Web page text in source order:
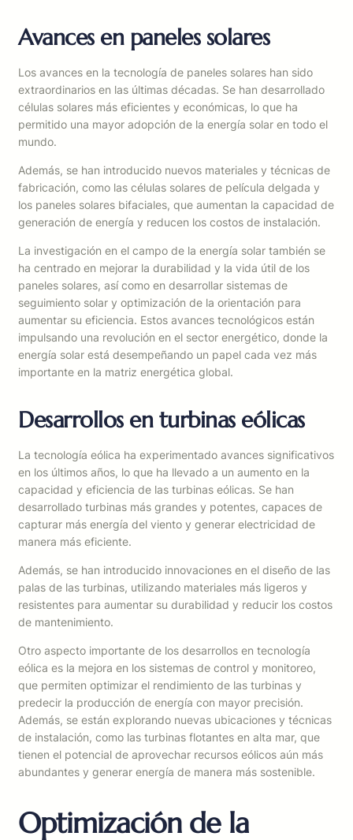
Avances en paneles solares
Los avances en la tecnología de paneles solares han sido
extraordinarios en las últimas décadas. Se han desarrollado
células solares más eficientes y económicas, lo que ha
permitido una mayor adopción de la energía solar en todo el
mundo.
Además, se han introducido nuevos materiales y técnicas de
fabricación, como las células solares de película delgada y
los paneles solares bifaciales, que aumentan la capacidad de
generación de energía y reducen los costos de instalación.
La investigación en el campo de la energía solar también se
ha centrado en mejorar la durabilidad y la vida útil de los
paneles solares, así como en desarrollar sistemas de
seguimiento solar y optimización de la orientación para
aumentar su eficiencia. Estos avances tecnológicos están
impulsando una revolución en el sector energético, donde la
energía solar está desempeñando un papel cada vez más
importante en la matriz energética global.
Desarrollos en turbinas eólicas
La tecnología eólica ha experimentado avances significativos
en los últimos años, lo que ha llevado a un aumento en la
capacidad y eficiencia de las turbinas eólicas. Se han
desarrollado turbinas más grandes y potentes, capaces de
capturar más energía del viento y generar electricidad de
manera más eficiente.
Además, se han introducido innovaciones en el diseño de las
palas de las turbinas, utilizando materiales más ligeros y
resistentes para aumentar su durabilidad y reducir los costos
de mantenimiento.
Otro aspecto importante de los desarrollos en tecnología
eólica es la mejora en los sistemas de control y monitoreo,
que permiten optimizar el rendimiento de las turbinas y
predecir la producción de energía con mayor precisión.
Además, se están explorando nuevas ubicaciones y técnicas
de instalación, como las turbinas flotantes en alta mar, que
tienen el potencial de aprovechar recursos eólicos aún más
abundantes y generar energía de manera más sostenible.
Optimización de la